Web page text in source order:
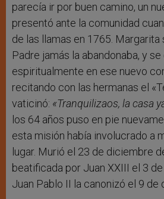
parecía ir por buen camino, un
presentó ante la comunidad
de las llamas en 1765. Margarita
Padre jamás la abandonaba, y
espiritualmente en ese nuevo
recitando con las hermanas el
vaticinó: «Tranquilizaos, la casa
los 64 años puso en pie
esta misión había involucrado a
lugar. Murió el 23 de diciembre
beatificada por Juan XXIII el 3
Juan Pablo II la canonizó el 9